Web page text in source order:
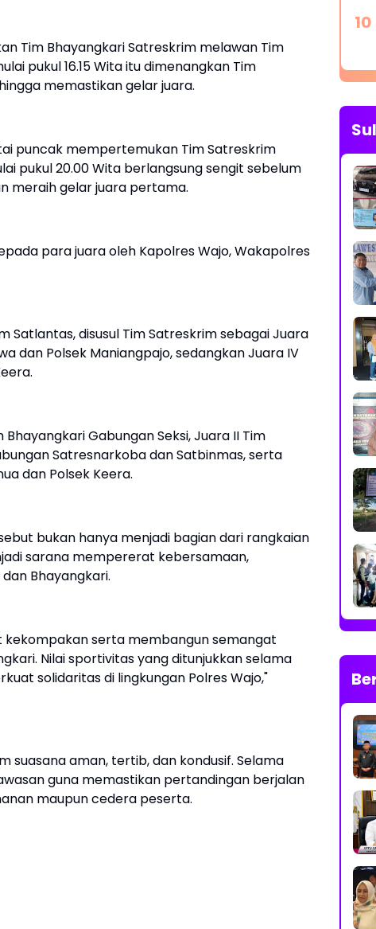
Tim Bhayangkari Satreskrim melawan Tim
pukul 16.15 Wita itu dimenangkan Tim
memastikan gelar juara.
puncak mempertemukan Tim Satreskrim
pukul 20.00 Wita berlangsung sengit sebelum
meraih gelar juara pertama.
para juara oleh Kapolres Wajo, Wakapolres
Satlantas, disusul Tim Satreskrim sebagai Juara
dan Polsek Maniangpajo, sedangkan Juara IV
Gabungan Seksi, Juara II Tim
Satresnarkoba dan Satbinmas, serta
dan Polsek Keera.
bukan hanya menjadi bagian dari rangkaian
sarana mempererat kebersamaan,
Bhayangkari.
serta membangun semangat
Nilai sportivitas yang ditunjukkan selama
solidaritas di lingkungan Polres Wajo,"
suasana aman, tertib, dan kondusif. Selama
guna memastikan pertandingan berjalan
maupun cedera peserta.